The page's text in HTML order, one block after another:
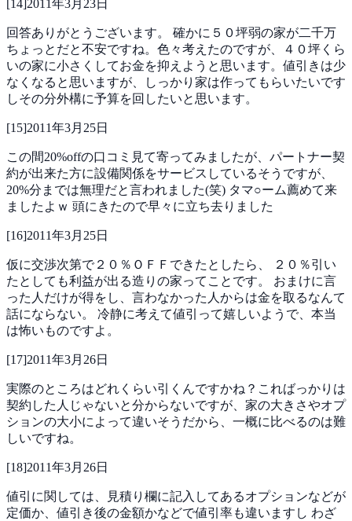
14 2011年3月23日
回答ありがとうございます。 確かに５０坪弱の家が二千万
ちょっとだと不安ですね。色々考えたのですが、４０坪くら
いの家に小さくしてお金を抑えようと思います。値引きは少
なくなると思いますが、しっかり家は作ってもらいたいです
しその分外構に予算を回したいと思います。
[15]2011年3月25日
この間20%offの口コミ見て寄ってみましたが、パートナー契
約が出来た方に設備関係をサービスしているそうですが、
20%分までは無理だと言われました(笑) タマ○ーム薦めて来
ましたよｗ 頭にきたので早々に立ち去りました
[16]2011年3月25日
仮に交渉次第で２０％ＯＦＦできたとしたら、
２０％引い
たとしても利益が出る造りの家ってことです。 おまけに言
った人だけが得をし、言わなかった人からは金を取るなんて
話にならない。 冷静に考えて値引って嬉しいようで、本当
は怖いものですよ。
[17]2011年3月26日
実際のところはどれくらい引くんですかね？こればっかりは
契約した人じゃないと分からないですが、家の大きさやオプ
ションの大小によって違いそうだから、一概に比べるのは難
しいですね。
[18]2011年3月26日
値引に関しては、見積り欄に記入してあるオプションなどが
定価か、値引き後の金額かなどで値引率も違いますし わざ